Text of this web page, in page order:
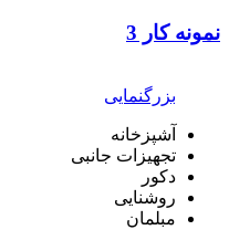
نمونه کار 3
بزرگنمایی
آشپزخانه
تجهیزات جانبی
دکور
روشنایی
مبلمان